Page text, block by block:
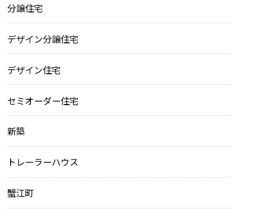
分譲住宅
デザイン分譲住宅
デザイン住宅
セミオーダー住宅
新築
トレーラーハウス
蟹江町